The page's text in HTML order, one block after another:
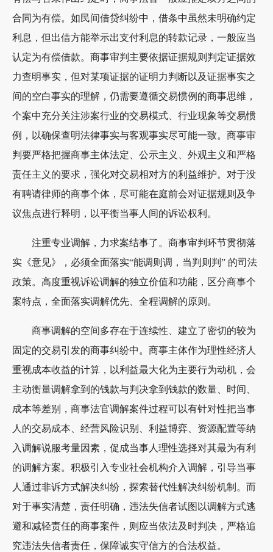
合同为有偿。如民间借贷纠纷中，借条中虽然未明确约定
利息，但出借方能举示出支付利息的转款记录，一般应当
认定为有偿借款。商事审判主要依据证据规则判定证据效
力查明事实，但对某项证据的证明力判断以及证据事实之
间的空白事实的理解，仍需要遵循交易惯例的商事思维，
个案中充分关注涉案行业的交易模式、行业现象等交易惯
例，以确保查明法律事实与客观事实尽可能一致。商事审
判要严格把握商事主体法定、公示主义、外观主义和严格
责任主义的要求，强化对交易相对方的利益维护。对于没
有聘请律师的商事个体，尽可能在庭前会对证据规则及争
议焦点进行释明，以平衡当事人间的诉讼权利。
注重专业调解，力求案结事了。商事审判环节贯彻落
实《意见》，必须全面落实“能调则调，当判则判” 的司法
政策。高度重视诉讼调解的独立价值和功能，区分商事个
案特点，全面落实调解优先、全程调解的原则。
商事调解的空间多存在于连续性、建立了密切的较为
固定的交易引发的商事纠纷中。商事主体作为理性经济人
重视成本收益的计算，以利益最大化为主要行为动机，会
主动衡量调解拿到的钱款与判决拿到钱款的数量、时间、
成本等差别，商事法官调解案件过程可以有针对性把当事
人的交易成本、经营风险识别、利益博弈、资源配置等纳
入调解说服考量因素，促成当事人理性选择对其最为有利
的调解方案。积极引入专业社会机构介入调解，引导当事
人通过非诉方式解决纠纷，探索替代性解决纠纷机制。而
对于事实清楚，责任明确，违法失信者试图以调解方式逃
避和减轻责任的商事案件，则应当依法及时判决，严格追
究违法失信者责任，保障诚实守信方的合法权益。